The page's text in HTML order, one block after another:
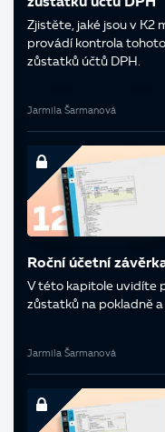
Zjistěte, jaké jsou v K2
provádí kontrola
zůstatků účtů DPH.
Jarmila Šarmanová
Roční účetní
V této kapitole uvidíte
zůstatků na pokladně a
Jarmila Šarmanová